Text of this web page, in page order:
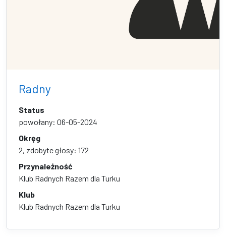
Radny
Status
powołany: 06-05-2024
Okręg
2, zdobyte głosy: 172
Przynależność
Klub Radnych Razem dla Turku
Klub
Klub Radnych Razem dla Turku